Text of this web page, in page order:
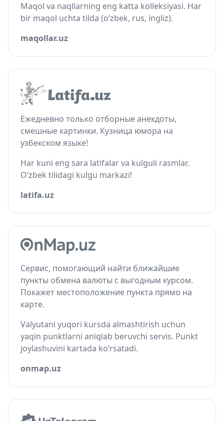
Maqol va naqllarning eng katta kolleksiyasi. Har
bir maqol uchta tilda (o‘zbek, rus, ingliz).
maqollar.uz
Ежедневно только отборные анекдоты,
смешные картинки. Кузница юмора на
узбекском языке!
Har kuni eng sara latifalar va kulguli rasmlar.
O‘zbek tilidagi kulgu markazi!
latifa.uz
Сервис, помогающий найти ближайшие
пункты обмена валюты с выгодным курсом.
Покажет местоположение пункта прямо на
карте.
Valyutani yuqori kursda almashtirish uchun
yaqin punktlarni aniqlab beruvchi servis. Punkt
joylashuvini kartada ko‘rsatadi.
onmap.uz